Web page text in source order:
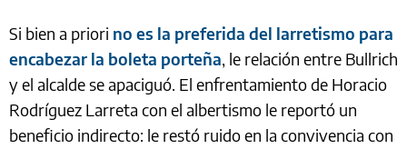
Si bien a priori no es la preferida del larretismo para
encabezar la boleta porteña, le relación entre Bullrich
y el alcalde se apaciguó. El enfrentamiento de Horacio
Rodríguez Larreta con el albertismo le reportó un
beneficio indirecto: le restó ruido en la convivencia con